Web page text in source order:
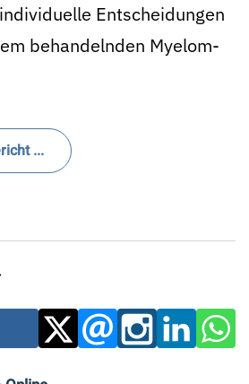
Entscheidungen
behandelnden Myelom-
...